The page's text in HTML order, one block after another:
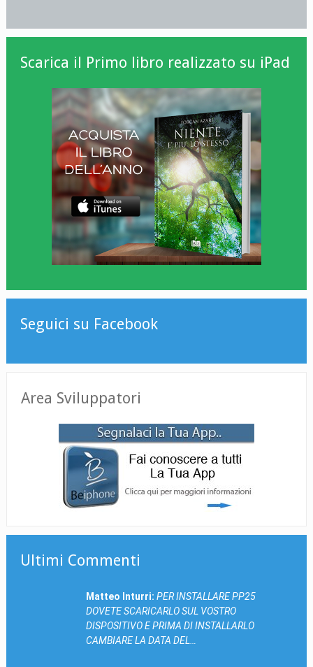
Scarica il Primo libro realizzato su iPad
Seguici su Facebook
Area Sviluppatori
Ultimi Commenti
Matteo Inturri: PER INSTALLARE PP25
DOVETE SCARICARLO SUL VOSTRO
DISPOSITIVO E PRIMA DI INSTALLARLO
CAMBIARE LA DATA DEL…